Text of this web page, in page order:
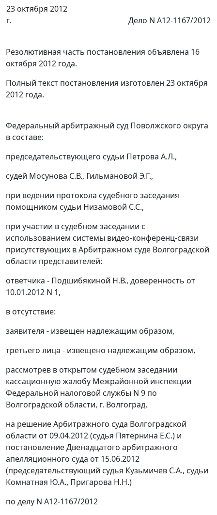
23 октября 2012
г.
Дело N А12-1167/2012
Резолютивная часть постановления объявлена 16
октября 2012 года.
Полный текст постановления изготовлен 23 октября
2012 года.
Федеральный арбитражный суд Поволжского округа
в составе:
председательствующего судьи Петрова А.Л.,
судей Мосунова С.В., Гильмановой Э.Г.,
при ведении протокола судебного заседания
помощником судьи Низамовой С.С.,
при участии в судебном заседании с
использованием системы видео-конференц-связи
присутствующих в Арбитражном суде Волгоградской
области представителей:
ответчика - Подшибякиной Н.В., доверенность от
10.01.2012 N 1,
в отсутствие:
заявителя - извещен надлежащим образом,
третьего лица - извещено надлежащим образом,
рассмотрев в открытом судебном заседании
кассационную жалобу Межрайонной инспекции
Федеральной налоговой службы N 9 по
Волгоградской области, г. Волгоград,
на решениеАрбитражного суда Волгоградской
области от 09.04.2012 (судья Пятернина Е.С.) и
постановлениеДвенадцатого арбитражного
апелляционного суда от 15.06.2012
(председательствующий судья Кузьмичев С.А., судьи
Комнатная Ю.А., Пригарова Н.Н.)
по делу N А12-1167/2012